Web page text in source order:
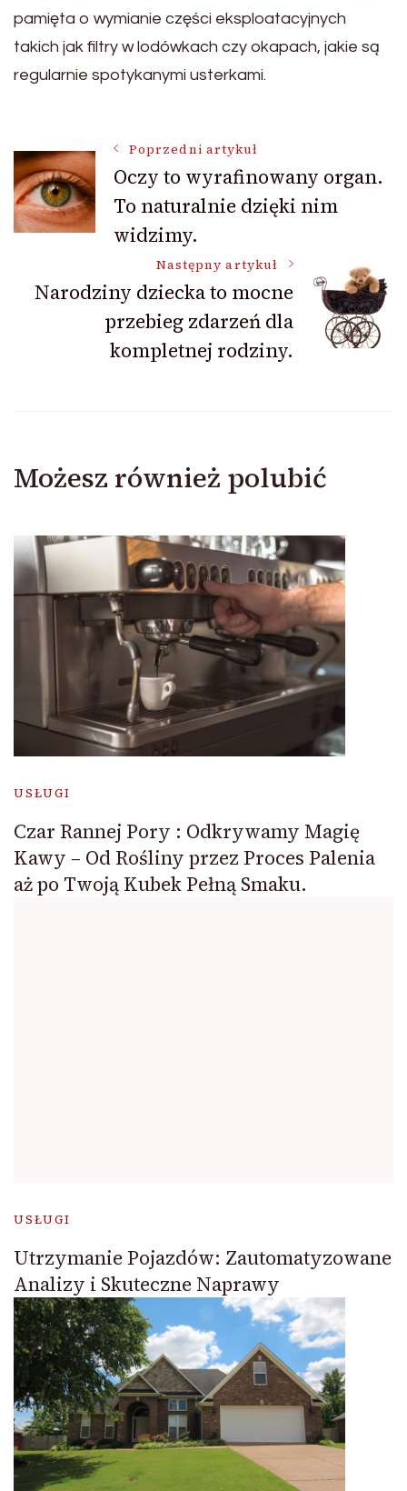
pamięta o wymianie części eksploatacyjnych
takich jak filtry w lodówkach czy okapach, jakie są
regularnie spotykanymi usterkami.
Nawigacja
wpisu
Poprzedni artykuł
Oczy to wyrafinowany organ.
To naturalnie dzięki nim
widzimy.
Następny artykuł
Narodziny dziecka to mocne
przebieg zdarzeń dla
kompletnej rodziny.
Możesz również polubić
USŁUGI
Czar Rannej Pory : Odkrywamy Magię
Kawy – Od Rośliny przez Proces Palenia
aż po Twoją Kubek Pełną Smaku.
USŁUGI
Utrzymanie Pojazdów: Zautomatyzowane
Analizy i Skuteczne Naprawy